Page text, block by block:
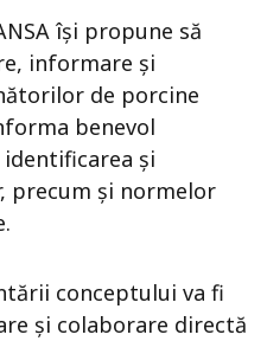
își propune să
informare și
de porcine
benevol
și
precum și normelor
conceptului va fi
și colaborare directă